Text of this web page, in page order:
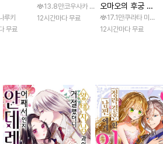
루키
무료
13.8만코우사카 리토 / 아기토기 아쿠미
12시간마다 무료
오마오의 후궁 수
수께끼 풀이수첩)
17.1만쿠라타 미노
12시간마다 무료